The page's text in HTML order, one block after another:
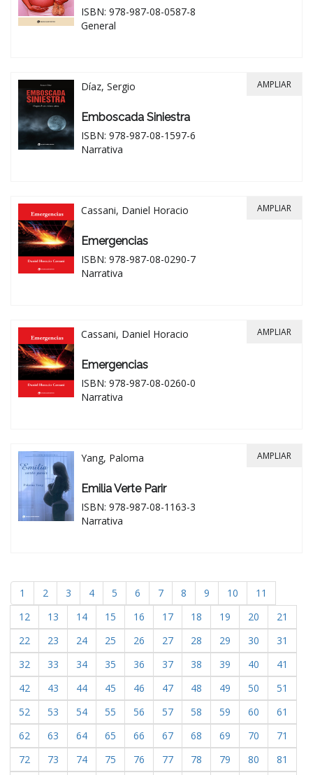
ISBN: 978-987-08-0587-8
General
Díaz, Sergio
Emboscada Siniestra
ISBN: 978-987-08-1597-6
Narrativa
AMPLIAR
Cassani, Daniel Horacio
Emergencias
ISBN: 978-987-08-0290-7
Narrativa
AMPLIAR
Cassani, Daniel Horacio
Emergencias
ISBN: 978-987-08-0260-0
Narrativa
AMPLIAR
Yang, Paloma
Emilia Verte Parir
ISBN: 978-987-08-1163-3
Narrativa
AMPLIAR
1 2 3 4 5 6 7 8 9 10
11
12
13 14 15 16 17 18 19 20
21
22
23 24 25 26 27 28 29 30
31
32
33 34 35 36 37 38 39 40
41
42
43 44 45 46 47 48 49 50
51
52
53 54 55 56 57 58 59 60
61
62
63 64 65 66 67 68 69 70
71
72
73 74 75 76 77 78 79 80
81